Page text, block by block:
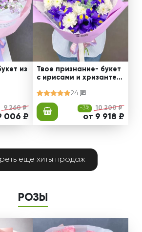
из
9 260 ₽
006 ₽
Твое признание- букет
с ирисами и хризантем
24
-3% 10 200 ₽
от 9 918 ₽
еще хиты продаж
РОЗЫ